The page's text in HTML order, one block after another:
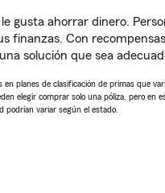
gusta ahorrar dinero.
finanzas. Con
solución que sea
en planes de clasificación de primas que
elegir comprar solo una póliza, pero en
podrían variar según el estado.